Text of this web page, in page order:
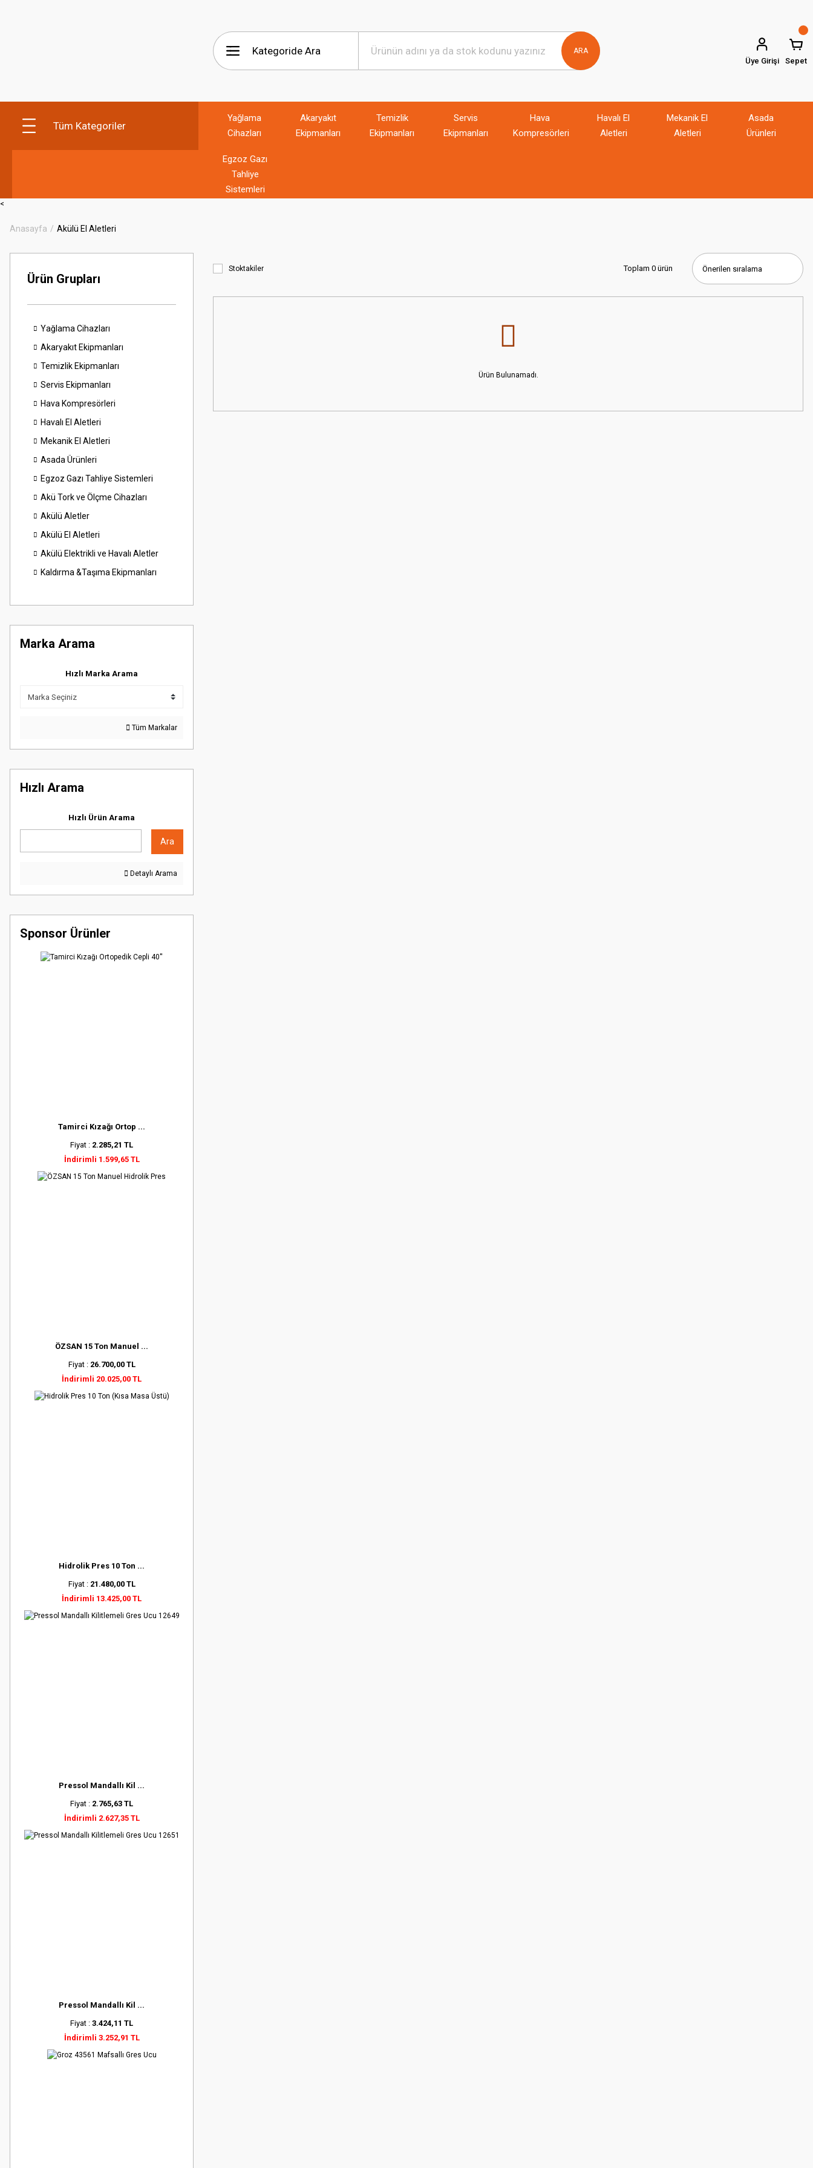
ARA
Üye Girişi Sepet
Tüm Kategoriler
Yağlama
Cihazları
Akaryakıt
Ekipmanları
Temizlik
Ekipmanları
Servis
Ekipmanları
Hava
Kompresörleri
Havalı El
Aletleri
Mekanik El
Aletleri
Asada
Ürünleri
Egzoz Gazı
Tahliye
Sistemleri
<
Anasayfa Akülü El Aletleri
Ürün Grupları
Yağlama Cihazları
Akaryakıt Ekipmanları
Temizlik Ekipmanları
Servis Ekipmanları
Hava Kompresörleri
Havalı El Aletleri
Mekanik El Aletleri
Asada Ürünleri
Egzoz Gazı Tahliye Sistemleri
Akü Tork ve Ölçme Cihazları
Akülü Aletler
Akülü El Aletleri
Akülü Elektrikli ve Havalı Aletler
Kaldırma &Taşıma Ekipmanları
Marka Arama
Hızlı Marka Arama
Tüm Markalar
Hızlı Arama
Hızlı Ürün Arama
Ara
Detaylı Arama
Sponsor Ürünler
Tamirci Kızağı Ortop ...
Fiyat : 2.285,21 TL
İndirimli 1.599,65 TL
ÖZSAN 15 Ton Manuel ...
Fiyat : 26.700,00 TL
İndirimli 20.025,00 TL
Hidrolik Pres 10 Ton ...
Fiyat : 21.480,00 TL
İndirimli 13.425,00 TL
Pressol Mandallı Kil ...
Fiyat : 2.765,63 TL
İndirimli 2.627,35 TL
Pressol Mandallı Kil ...
Fiyat : 3.424,11 TL
İndirimli 3.252,91 TL
Stoktakiler Toplam 0 ürün
Ürün Bulunamadı.